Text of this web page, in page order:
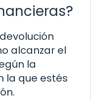
alcanzar el
la
la que estés